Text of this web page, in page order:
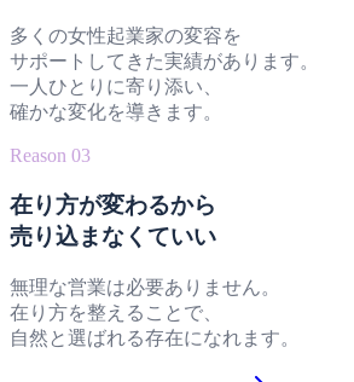
多くの女性起業家の変容を
サポートしてきた実績があります。
一人ひとりに寄り添い、
確かな変化を導きます。
Reason 03
在り方が変わるから
売り込まなくていい
無理な営業は必要ありません。
在り方を整えることで、
自然と選ばれる存在になれます。